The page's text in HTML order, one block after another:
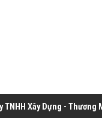
TNHH Xây Dựng - Thương